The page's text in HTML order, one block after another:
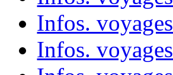
Infos.
Infos.